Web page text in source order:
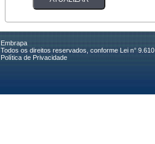
Embrapa
Todos os direitos reservados, conforme Lei n° 9.610
Política de Privacidade